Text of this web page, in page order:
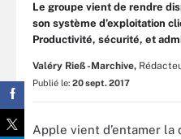
Le groupe vient de rendre
son système d’exploitation
Productivité, sécurité, et
Valéry Rieß-Marchive,
Publié le: 20 sept. 2017
Apple vient d’entamer